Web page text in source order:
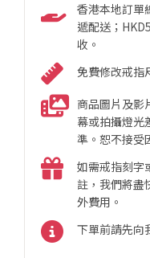
香港本地訂單
遞配送；
收。
免費修改戒指
商品圖片及影
幕或拍攝燈光
準。恕不接受
如需戒指刻字
註，我們將盡
外費用。
下單前請先向